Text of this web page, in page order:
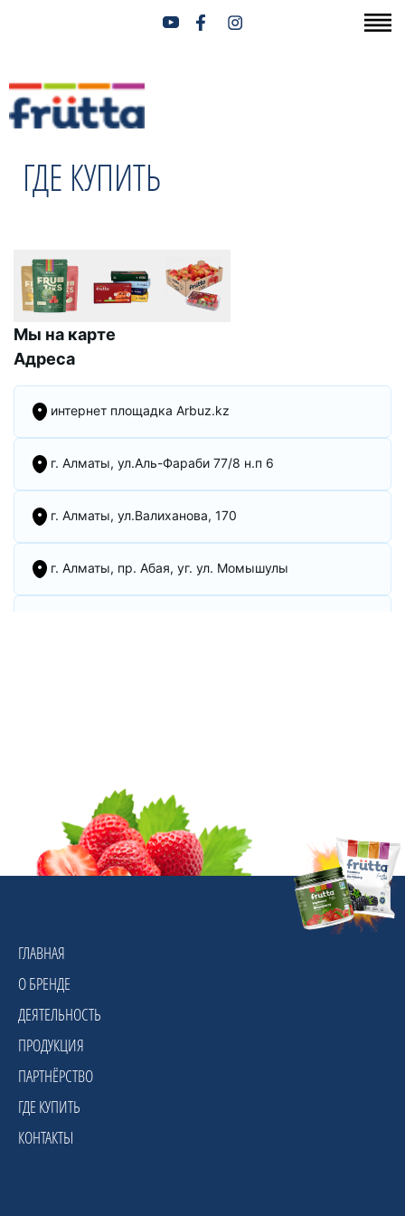
ГДЕ КУПИТЬ
ГЛАВНАЯ
О БРЕНДЕ
ДЕЯТЕЛЬНОСТЬ
ПРОДУКЦИЯ
ПАРТНЁРСТВО
ГДЕ КУПИТЬ
КОНТАКТЫ